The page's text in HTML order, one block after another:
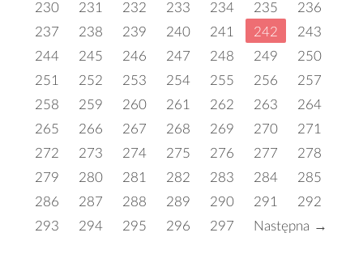
230
231 232 233 234 235
236
237
238 239 240 241 242
243
244
245 246 247 248 249
250
251
252 253 254 255 256
257
258
259 260 261 262 263
264
265
266 267 268 269 270
271
272
273 274 275 276 277
278
279
280 281 282 283 284
285
286
287 288 289 290 291
292
293
294 295 296 297 Następna →